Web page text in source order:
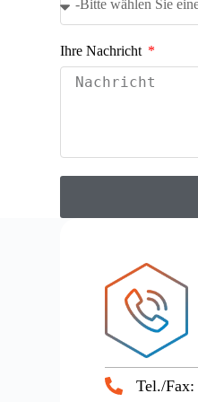
Ihre Nachricht
Tel./Fax: